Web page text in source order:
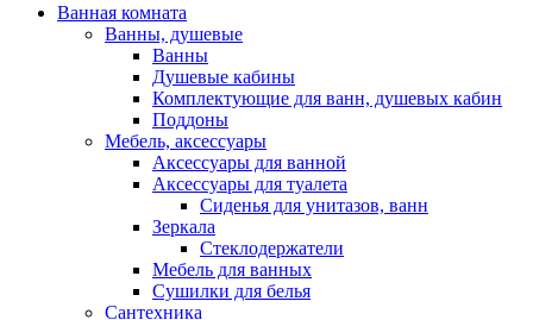
Ванная комната
Ванны, душевые
Ванны
Душевые кабины
Комплектующие для ванн, душевых кабин
Поддоны
Мебель, аксессуары
Аксессуары для ванной
Аксессуары для туалета
Сиденья для унитазов, ванн
Зеркала
Стеклодержатели
Мебель для ванных
Сушилки для белья
Сантехника